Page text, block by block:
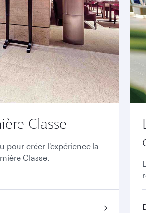
Classe
pour créer l'expérience la
Classe.